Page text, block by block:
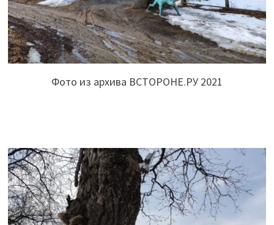
Фото из архива ВСТОРОНЕ.РУ 2021